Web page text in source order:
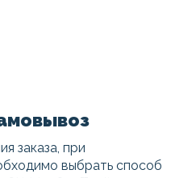
заказа, при
выбрать способ